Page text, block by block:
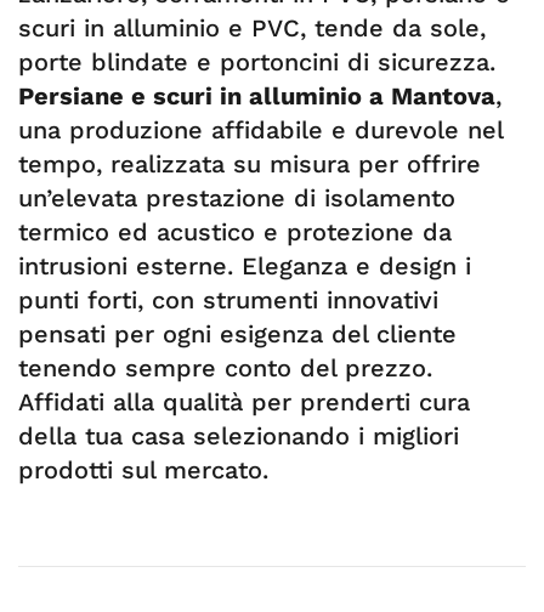
scuri in alluminio e PVC, tende da sole,
porte blindate e portoncini di sicurezza.
Persiane e scuri in alluminio a Mantova,
una produzione affidabile e durevole nel
tempo, realizzata su misura per offrire
un’elevata prestazione di isolamento
termico ed acustico e protezione da
intrusioni esterne. Eleganza e design i
punti forti, con strumenti innovativi
pensati per ogni esigenza del cliente
tenendo sempre conto del prezzo.
Affidati alla qualità per prenderti cura
della tua casa selezionando i migliori
prodotti sul mercato.